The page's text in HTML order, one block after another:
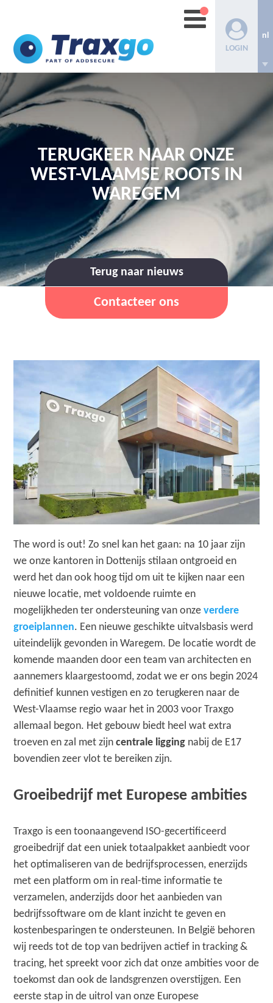
LOGIN
nl
TERUGKEER NAAR ONZE
WEST-VLAAMSE ROOTS IN
WAREGEM
Terug naar nieuws
Contacteer ons
The word is out! Zo snel kan het gaan: na 10 jaar zijn
we onze kantoren in Dottenijs stilaan ontgroeid en
werd het dan ook hoog tijd om uit te kijken naar een
nieuwe locatie, met voldoende ruimte en
mogelijkheden ter ondersteuning van onzeverdere
groeiplannen. Een nieuwe geschikte uitvalsbasis werd
uiteindelijk gevonden in Waregem. De locatie wordt de
komende maanden door een team van architecten en
aannemers klaargestoomd, zodat we er ons begin 2024
definitief kunnen vestigen en zo terugkeren naar de
West-Vlaamse regio waar het in 2003 voor Traxgo
allemaal begon. Het gebouw biedt heel wat extra
troeven en zal met zijncentrale ligging nabij de E17
bovendien zeer vlot te bereiken zijn.
Groeibedrijf met Europese ambities
Traxgo is een toonaangevend ISO-gecertificeerd
groeibedrijf dat een uniek totaalpakket aanbiedt voor
het optimaliseren van de bedrijfsprocessen, enerzijds
met een platform om in real-time informatie te
verzamelen, anderzijds door het aanbieden van
bedrijfssoftware om de klant inzicht te geven en
kostenbesparingen te ondersteunen. In België behoren
wij reeds tot de top van bedrijven actief in tracking &
tracing, het spreekt voor zich dat onze ambities voor de
toekomst dan ook de landsgrenzen overstijgen. Een
eerste stap in de uitrol van onze Europese